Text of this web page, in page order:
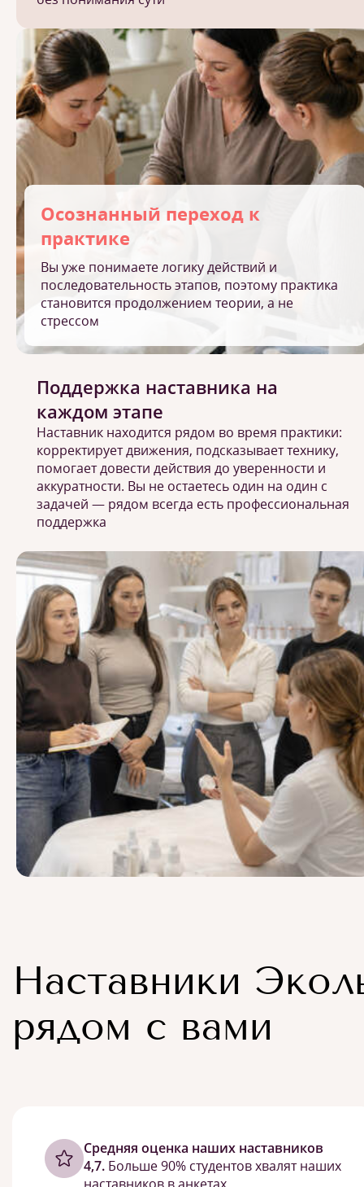
Осознанный переход к
практике
Вы уже понимаете логику действий и
последовательность этапов, поэтому практика
становится продолжением теории, а не
стрессом
Поддержка наставника на
каждом этапе
Наставник находится рядом во время практики:
корректирует движения, подсказывает технику,
помогает довести действия до уверенности и
аккуратности. Вы не остаетесь один на один с
задачей — рядом всегда есть профессиональная
поддержка
Наставники
рядом с вами
Cредняя оценка наших наставников
4,7. Больше 90% студентов хвалят наших